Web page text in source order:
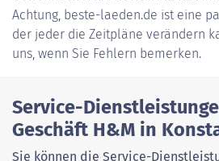
Achtung, beste-laeden.de ist eine
der jeder die Zeitpläne verändern
uns, wenn Sie Fehlern bemerken.
Service-
Geschäft H&M in
Sie können die Service-